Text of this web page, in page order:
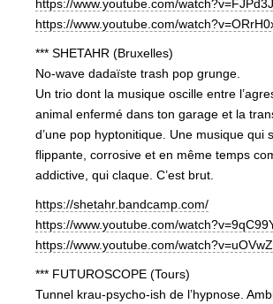
https://www.youtube.com/
https://www.youtube.com/
*** SHETAHR (Bruxelles)
No-wave dadaïste trash pop grunge.
Un trio dont la musique oscille entre
animal enfermé dans ton garage et la
d’une pop hyptonitique. Une musique qui
flippante, corrosive et en même temps
addictive, qui claque. C’est brut.
https://shetahr.bandcamp.com/
https://www.youtube.com/
https://www.youtube.com/
*** FUTUROSCOPE (Tours)
Tunnel krau-psycho-ish de l’hypnose.